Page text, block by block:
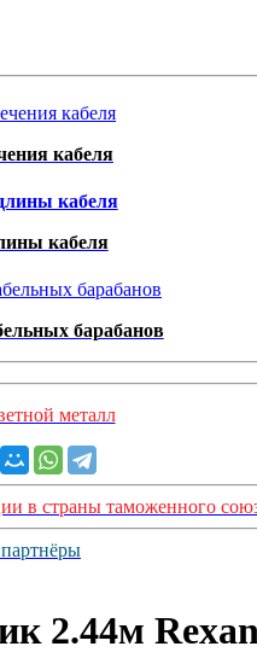
кабеля
кабеля
барабанов
металл
в страны таможенного
2.44м